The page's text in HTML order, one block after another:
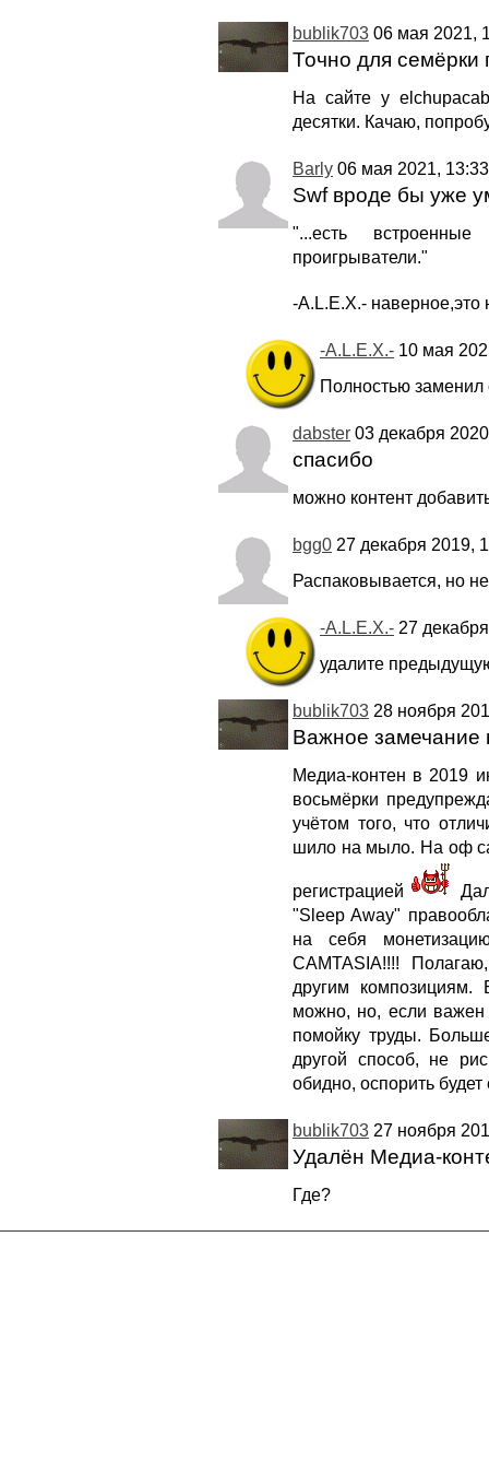
bublik703 06 мая 2021,
Точно для семёрки
На сайте у
десятки. Качаю,
Barly 06 мая 2021,
Swf вроде бы уже
"...есть
проигрыватели."
-A.L.E.X.- наверное,это
-A.L.E.X.- 10 мая
Полностью заменил
dabster 03 декабря
спасибо
можно контент
bgg0 27 декабря 2019,
Распаковывается, но
-A.L.E.X.- 27
удалите
bublik703 28 ноября
Важное замечание
Медиа-контен в 2019
восьмёрки
учётом того, что
шило на мыло. На оф
регистрацией
"Sleep Away"
на себя
CAMTASIA!!!!
другим
можно, но, если
помойку труды.
другой способ, не
обидно, оспорить
bublik703 27 ноября
Удалён Медиа-
Где?